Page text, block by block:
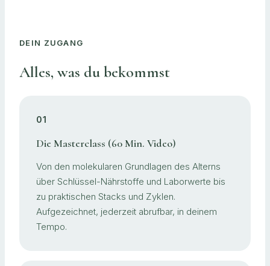
DEIN ZUGANG
Alles, was du bekommst
01
Die Masterclass (60 Min. Video)
Von den molekularen Grundlagen des Alterns
über Schlüssel-Nährstoffe und Laborwerte bis
zu praktischen Stacks und Zyklen.
Aufgezeichnet, jederzeit abrufbar, in deinem
Tempo.